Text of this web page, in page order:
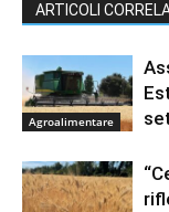
ARTICOLI
Agroalimentare